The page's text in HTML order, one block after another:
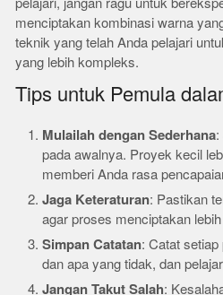
menciptakan kombinasi warna
teknik yang telah Anda pelajari
yang lebih kompleks.
Tips untuk Pemula
Mulailah dengan Sederhana:
pada awalnya. Proyek kecil
memberi Anda rasa
Jaga Keteraturan: Pastikan
agar proses menciptakan
Simpan Catatan: Catat
dan apa yang tidak, dan
Jangan Takut Salah: